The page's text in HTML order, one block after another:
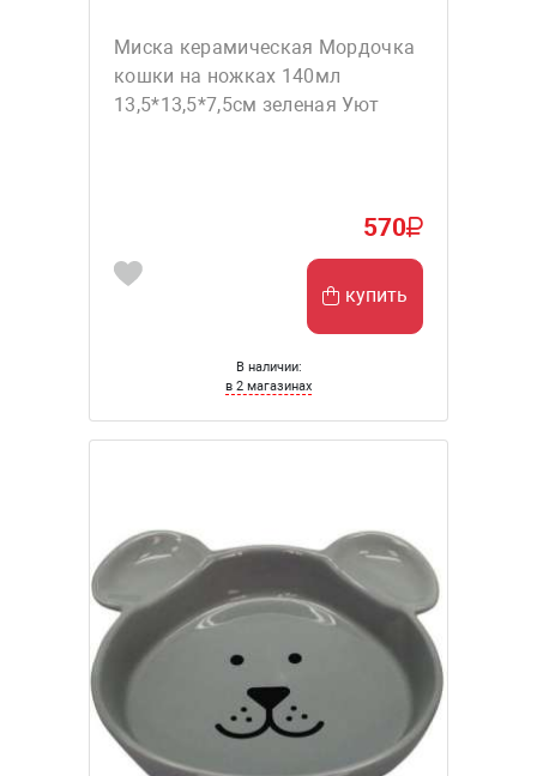
Миска керамическая Мордочка
кошки на ножках 140мл
13,5*13,5*7,5см зеленая Уют
570
купить
В наличии:
в 2 магазинах